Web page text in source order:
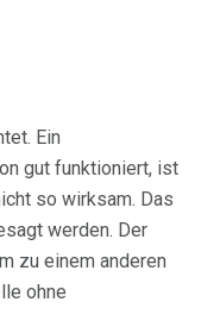
Ein
gut funktioniert, ist
so wirksam. Das
werden. Der
zu einem anderen
ohne